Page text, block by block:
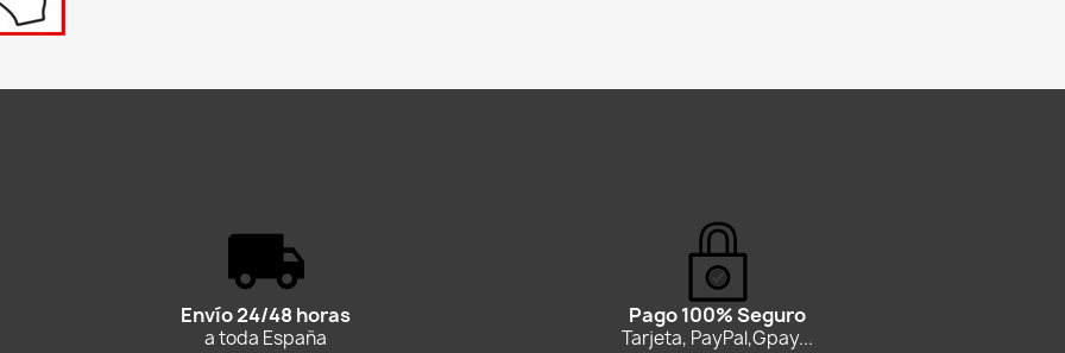
Envío 24/48 horas
a toda España
Pago 100% Seguro
Tarjeta, PayPal,Gpay...